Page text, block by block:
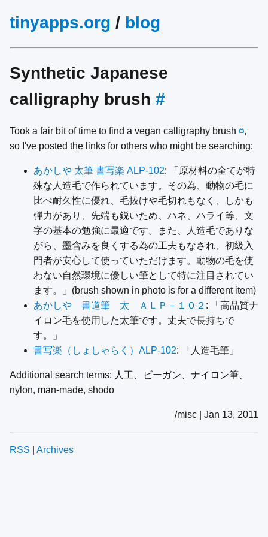
tinyapps.org / blog
Synthetic Japanese
calligraphy brush #
Took a fair bit of time to find a vegan calligraphy brush 📺,
so I've posted the links for others who might be searching:
あかしや 太筆 書写楽 ALP-102: 「原材料の全てが特
殊な人造毛で作られています。その為、動物の毛に
比べ耐久性に優れ、毛抜けや毛切れもなく、しかも
弾力があり、先端も鋭いため、ハネ、ハライ等、文
字の基本の勉強に最適です。また、人造毛でありな
がら、墨含みを良くする為の工夫もなされ、初級入
門者が安心して使っていただけます。動物の毛を使
わない自然環境に優しい筆として特に注目されてい
ます。」(brush shown in photo is for a different item)
あかしや 書道筆 太 ＡＬＰ－１０２ : 「高品質ナ
イロン毛を使用した太筆です。丈夫で長持ちで
す。」
書写楽（しょしゃらく）ALP-102: 「人造毛筆」
Additional search terms: 人工、ビーガン、ナイロン筆、
nylon, man-made, shodo
/misc | Jan 13, 2011
RSS Archives